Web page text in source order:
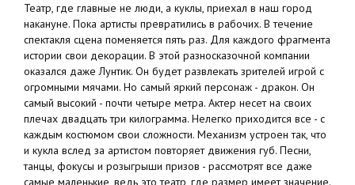
Театр, где главные не люди, а куклы, приехал в наш город
накануне. Пока артисты превратились в рабочих. В течение
спектакля сцена поменяется пять раз. Для каждого фрагмента
истории свои декорации. В этой разносказочной компании
оказался даже Лунтик. Он будет развлекать зрителей игрой с
огромными мячами. Но самый яркий персонаж - дракон. Он
самый высокий - почти четыре метра. Актер несет на своих
плечах двадцать три килограмма. Нелегко приходится все - с
каждым костюмом свои сложности. Механизм устроен так, что
и кукла вслед за артистом повторяет движения губ. Песни,
танцы, фокусы и розыгрыши призов - рассмотрят все даже
самые маленькие, ведь это театр, где размер имеет значение.